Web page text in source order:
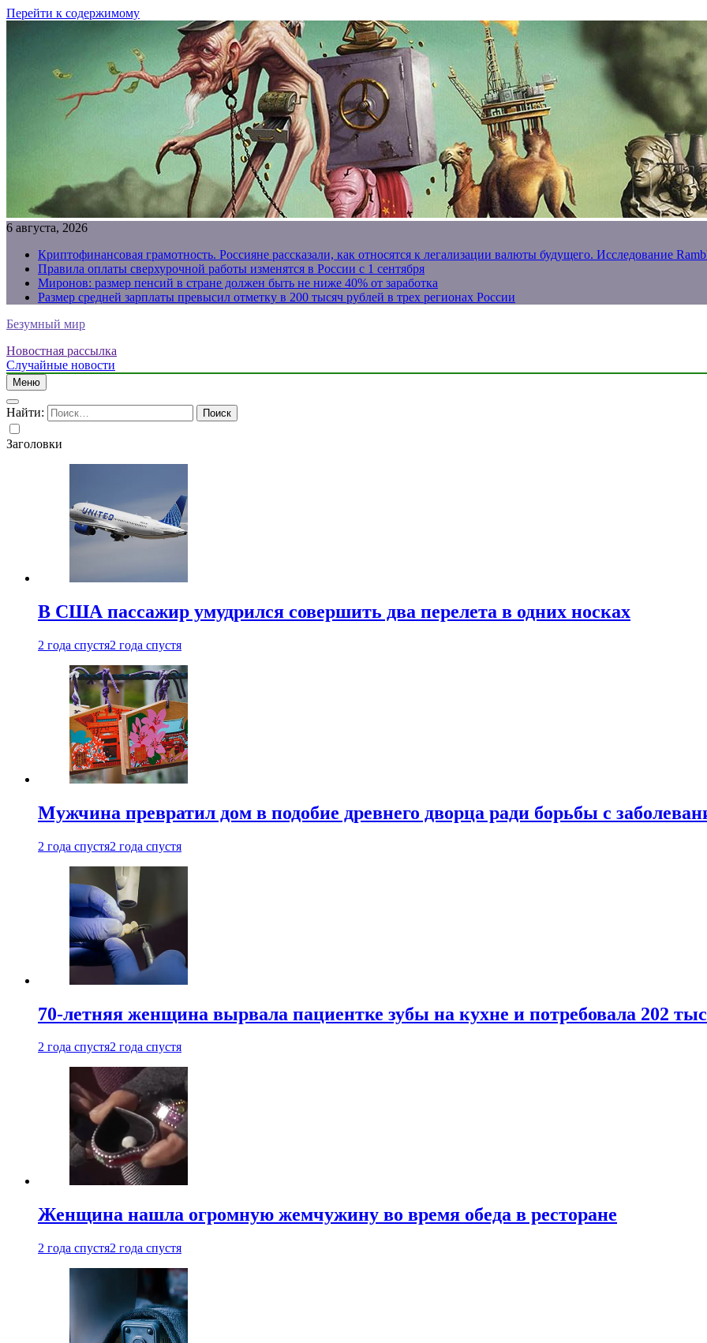
Перейти к содержимому
6 августа, 2026
Криптофинансовая грамотность. Россияне рассказали, как относятся к легализации валюты будущего. Исследование
Правила оплаты сверхурочной работы изменятся в России с 1 сентября
Миронов: размер пенсий в стране должен быть не ниже 40% от заработка
Размер средней зарплаты превысил отметку в 200 тысяч рублей в трех регионах России
Безумный мир
Новостная рассылка
Случайные новости
Меню
Найти:
Заголовки
В США пассажир умудрился совершить два перелета в одних носках
2 года спустя2 года спустя
Мужчина превратил дом в подобие древнего дворца ради борьбы с
2 года спустя2 года спустя
70-летняя женщина вырвала пациентке зубы на кухне и потребовала 202
2 года спустя2 года спустя
Женщина нашла огромную жемчужину во время обеда в ресторане
2 года спустя2 года спустя